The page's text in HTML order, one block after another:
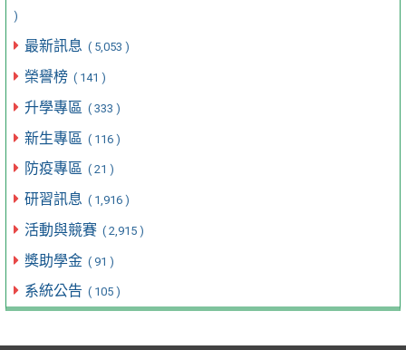
)
最新訊息 ( 5,053 )
榮譽榜 ( 141 )
升學專區 ( 333 )
新生專區 ( 116 )
防疫專區 ( 21 )
研習訊息 ( 1,916 )
活動與競賽 ( 2,915 )
獎助學金 ( 91 )
系統公告 ( 105 )